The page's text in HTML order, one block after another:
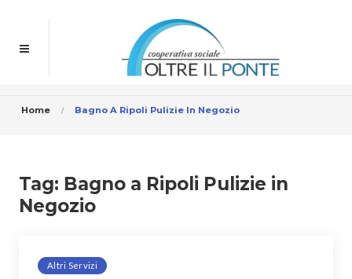
Home Bagno A Ripoli Pulizie In Negozio
Tag: Bagno a Ripoli Pulizie in
Negozio
Altri Servizi